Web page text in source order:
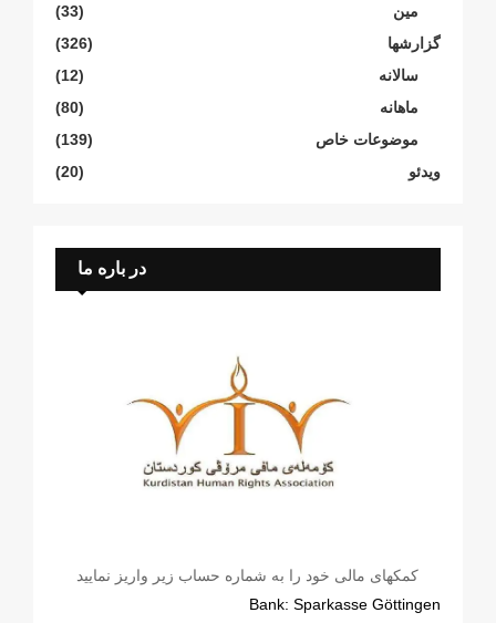
مین
(33)
گزارشها
(326)
سالانە
(12)
ماهانە
(80)
موضوعات خاص
(139)
ویدئو
(20)
در باره ما
کمکهای مالی خود را به شماره حساب زیر واریز نمایید
Bank: Sparkasse Göttingen